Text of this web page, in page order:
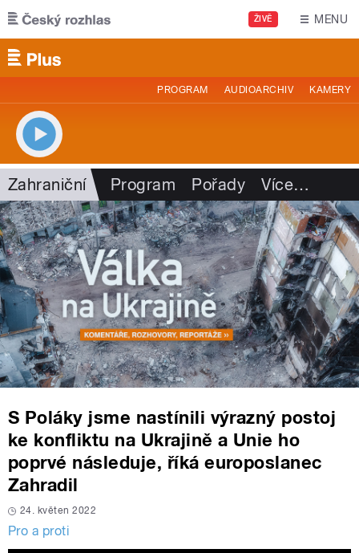
Přejít k hlavnímu obsahu
ŽIVĚ MENU
PROGRAM AUDIOARCHIV KAMERY
Zahraniční Program Pořady Více…
S Poláky jsme nastínili výrazný postoj
ke konfliktu na Ukrajině a Unie ho
poprvé následuje, říká europoslanec
Zahradil
24. květen 2022
Pro a proti